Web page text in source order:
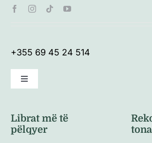
+355 69 45 24 514
Toggle
Librat më të
pëlqyer
tona